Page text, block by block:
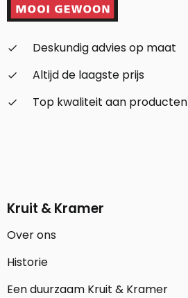
check_small
Deskundig advies op maat
check_small
Altijd de laagste prijs
check_small
Top kwaliteit aan producten
Kruit & Kramer
Over ons
Historie
Een duurzaam Kruit & Kramer